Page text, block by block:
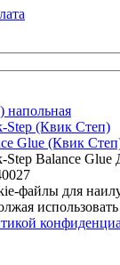
(Квик Степ)
Glue (Квик
Balance Glue
файлы для